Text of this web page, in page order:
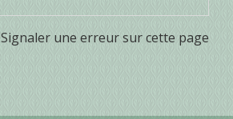
Signaler une erreur sur cette page